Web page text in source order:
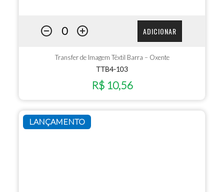
ADICIONAR
Transfer de Imagem Têxtil Barra – Oxente
TTB4-103
R$ 10,56
LANÇAMENTO